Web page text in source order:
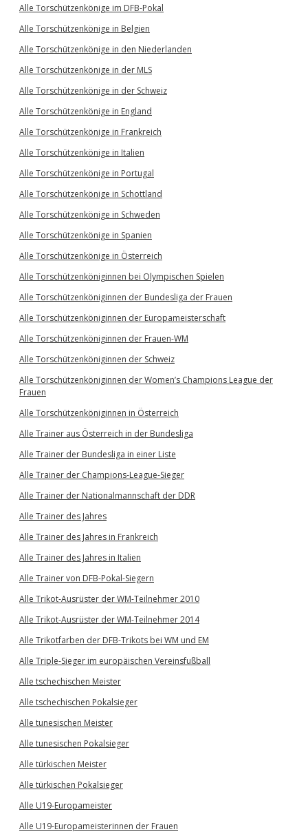
Alle Torschützenkönige im DFB-Pokal
Alle Torschützenkönige in Belgien
Alle Torschützenkönige in den Niederlanden
Alle Torschützenkönige in der MLS
Alle Torschützenkönige in der Schweiz
Alle Torschützenkönige in England
Alle Torschützenkönige in Frankreich
Alle Torschützenkönige in Italien
Alle Torschützenkönige in Portugal
Alle Torschützenkönige in Schottland
Alle Torschützenkönige in Schweden
Alle Torschützenkönige in Spanien
Alle Torschützenkönige in Österreich
Alle Torschützenköniginnen bei Olympischen Spielen
Alle Torschützenköniginnen der Bundesliga der Frauen
Alle Torschützenköniginnen der Europameisterschaft
Alle Torschützenköniginnen der Frauen-WM
Alle Torschützenköniginnen der Schweiz
Alle Torschützenköniginnen der Women’s Champions League der
Frauen
Alle Torschützenköniginnen in Österreich
Alle Trainer aus Österreich in der Bundesliga
Alle Trainer der Bundesliga in einer Liste
Alle Trainer der Champions-League-Sieger
Alle Trainer der Nationalmannschaft der DDR
Alle Trainer des Jahres
Alle Trainer des Jahres in Frankreich
Alle Trainer des Jahres in Italien
Alle Trainer von DFB-Pokal-Siegern
Alle Trikot-Ausrüster der WM-Teilnehmer 2010
Alle Trikot-Ausrüster der WM-Teilnehmer 2014
Alle Trikotfarben der DFB-Trikots bei WM und EM
Alle Triple-Sieger im europäischen Vereinsfußball
Alle tschechischen Meister
Alle tschechischen Pokalsieger
Alle tunesischen Meister
Alle tunesischen Pokalsieger
Alle türkischen Meister
Alle türkischen Pokalsieger
Alle U19-Europameister
Alle U19-Europameisterinnen der Frauen